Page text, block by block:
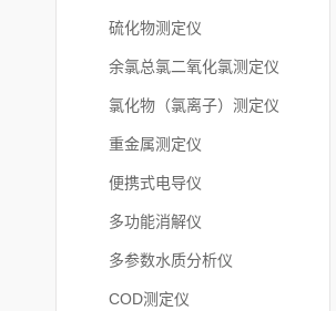
硫化物测定仪
余氯总氯二氧化氯测定仪
氯化物（氯离子）测定仪
重金属测定仪
便携式电导仪
多功能消解仪
多参数水质分析仪
COD测定仪